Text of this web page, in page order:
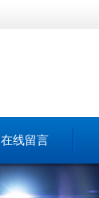
在线留言